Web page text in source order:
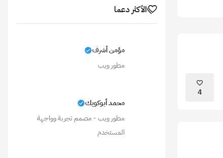
4
الأكثر دعما
مؤمن أشرف
مطور ويب
محمد أبوكويك
مطور ويب - مصمم تجربة وواجهة
المستخدم